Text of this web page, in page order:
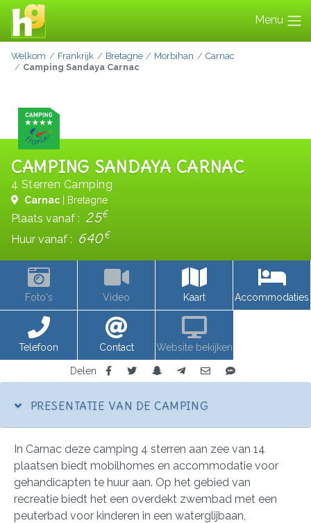
Menu
Welkom Frankrijk Bretagne Morbihan
Carnac
Camping Sandaya Carnac
CAMPING SANDAYA CARNAC
4 Sterren Camping
Carnac | Bretagne
Plaats vanaf : 25€
Huur vanaf : 640€
Foto's Video Kaart Accommodaties
Telefoon Contact Website bekijken
Delen
PRESENTATIE VAN DE CAMPING
In Carnac deze camping 4 sterren aan zee van 14
plaatsen biedt mobilhomes en accommodatie voor
gehandicapten te huur aan. Op het gebied van
recreatie biedt het een overdekt zwembad met een
peuterbad voor kinderen in een waterglijbaan,